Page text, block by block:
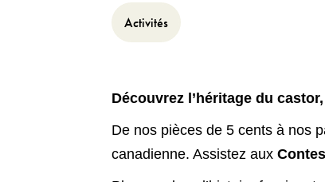
Activités
Découvrez l’héritage du
De nos pièces de 5 cents à nos
canadienne. Assistez aux